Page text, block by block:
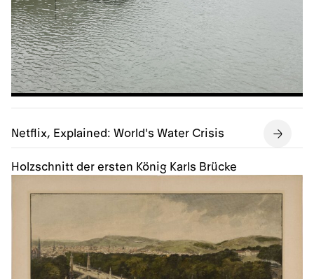
Netflix, Explained: World's Water Crisis
Holzschnitt der ersten König Karls Brücke